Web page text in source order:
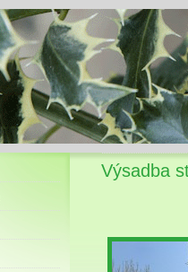
Výsadba